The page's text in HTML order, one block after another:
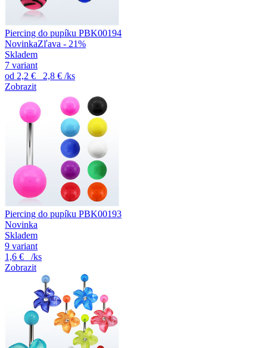
Piercing do pupíku PBK00194
NovinkaZľava - 21%
Skladem
7 variant
od 2,2 € 2,8 € /ks
Zobrazit
Piercing do pupíku PBK00193
Novinka
Skladem
9 variant
1,6 €
/ks
Zobrazit